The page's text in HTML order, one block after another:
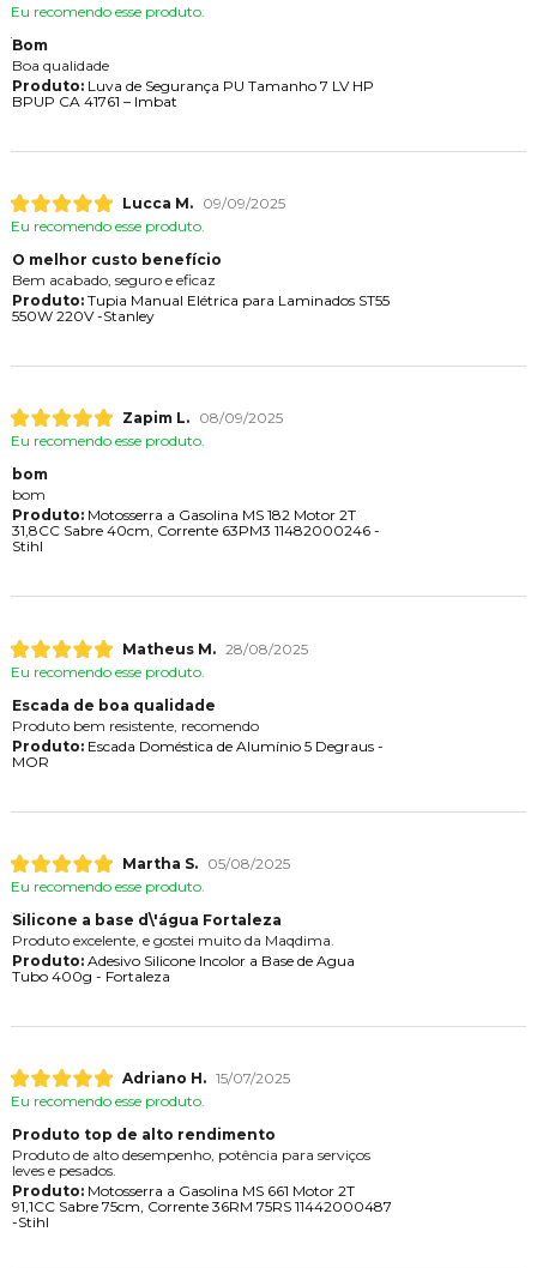
Eu recomendo esse produto.
Bom
Boa qualidade
Produto:Luva de Segurança PU Tamanho 7 LV HP
BPUP CA 41761 – Imbat
Lucca M.
09/09/2025
Eu recomendo esse produto.
O melhor custo benefício
Bem acabado, seguro e eficaz
Produto:Tupia Manual Elétrica para Laminados ST55
550W 220V -Stanley
Zapim L.
08/09/2025
Eu recomendo esse produto.
bom
bom
Produto:Motosserra a Gasolina MS 182 Motor 2T
31,8CC Sabre 40cm, Corrente 63PM3 11482000246 -
Stihl
Matheus M. 28/08/2025
Eu recomendo esse produto.
Escada de boa qualidade
Produto bem resistente, recomendo
Produto:Escada Doméstica de Alumínio 5 Degraus -
MOR
Martha S.
05/08/2025
Eu recomendo esse produto.
Silicone a base d\'água Fortaleza
Produto excelente, e gostei muito da Maqdima.
Produto:Adesivo Silicone Incolor a Base de Agua
Tubo 400g - Fortaleza
Adriano H. 15/07/2025
Eu recomendo esse produto.
Produto top de alto rendimento
Produto de alto desempenho, potência para serviços
leves e pesados.
Produto:Motosserra a Gasolina MS 661 Motor 2T
91,1CC Sabre 75cm, Corrente 36RM 75RS 11442000487
-Stihl